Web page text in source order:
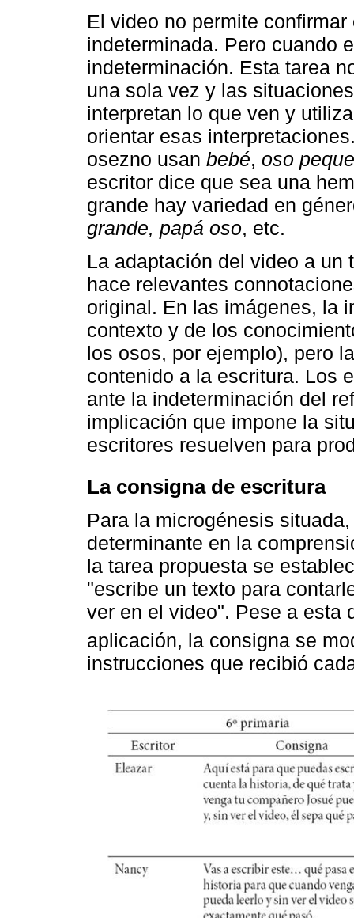
El video no permite
indeterminada. Pero cuando
indeterminación. Esta tarea
una sola vez y las
interpretan lo que ven y
orientar esas
osezno usan bebé, oso
escritor dice que sea una
grande hay variedad en
grande, papá oso, etc.
La adaptación del video a
hace relevantes
original. En las imágenes, la
contexto y de los
los osos, por ejemplo), pero
contenido a la escritura. Los
ante la indeterminación del
implicación que impone la
escritores resuelven para
La consigna de escritura
Para la microgénesis
determinante en la
la tarea propuesta se
"escribe un texto para
ver en el video". Pese a esta
aplicación, la consigna se
instrucciones que recibió